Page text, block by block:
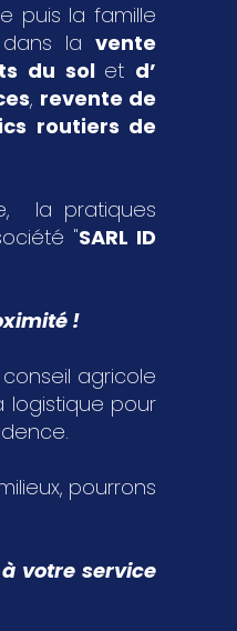
puis la famille
la vente
du sol et d’
, revente de
routiers de
la pratiques
"SARL ID
!
agricole
logistique pour
pourrons
votre service